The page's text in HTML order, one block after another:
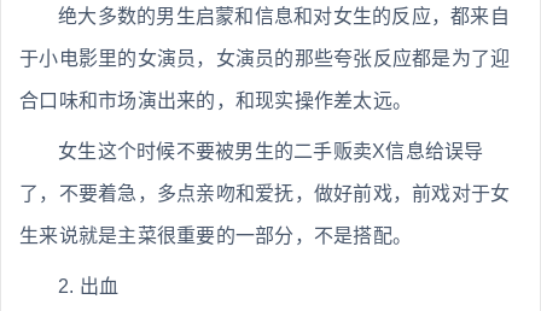
绝大多数的男生启蒙和信息和对女生的反应，都来自
于小电影里的女演员，女演员的那些夸张反应都是为了迎
合口味和市场演出来的，和现实操作差太远。
女生这个时候不要被男生的二手贩卖X信息给误导
了，不要着急，多点亲吻和爱抚，做好前戏，前戏对于女
生来说就是主菜很重要的一部分，不是搭配。
2. 出血